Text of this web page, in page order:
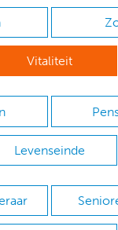
Vitaliteit
Levenseinde